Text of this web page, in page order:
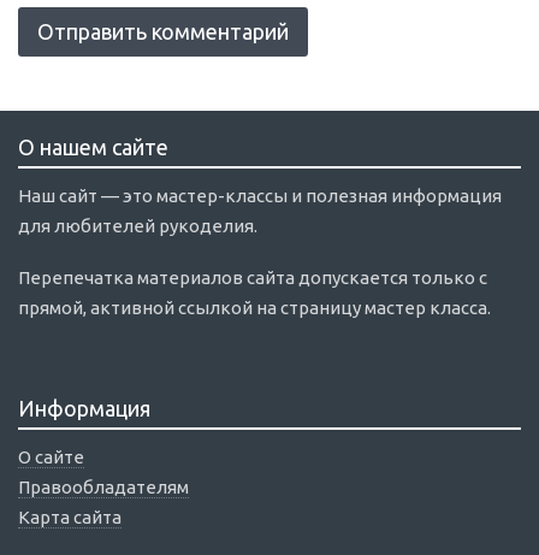
О нашем сайте
Наш сайт — это мастер-классы и полезная информация
для любителей рукоделия.
Перепечатка материалов сайта допускается только с
прямой, активной ссылкой на страницу мастер класса.
Информация
О сайте
Правообладателям
Карта сайта